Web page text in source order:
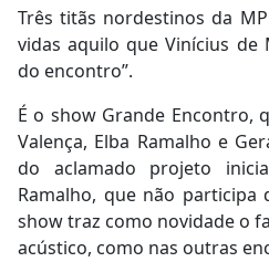
Três titãs nordestinos da
vidas aquilo que Vinícius de
do encontro”.
É o show Grande Encontro,
Valença, Elba Ramalho e
do aclamado projeto
Ramalho, que não participa
show traz como novidade o
acústico, como nas outras